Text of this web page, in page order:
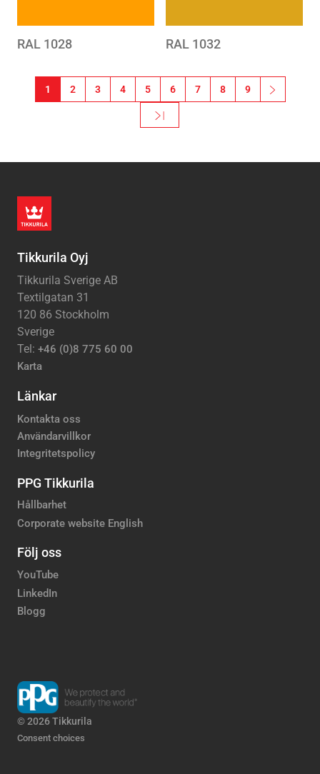
RAL 1028 RAL 1032
1 2 3 4 5 6 7 8 9 ››
Nästa sida
Sista »
Sista sidan
Tikkurila Oyj
Tikkurila Sverige AB
Textilgatan 31
120 86 Stockholm
Sverige
Tel: +46 (0)8 775 60 00
Karta
Länkar
Kontakta oss
Användarvillkor
Integritetspolicy
PPG Tikkurila
Hållbarhet
Corporate website English
Följ oss
YouTube
LinkedIn
Blogg
© 2026 Tikkurila
Consent choices